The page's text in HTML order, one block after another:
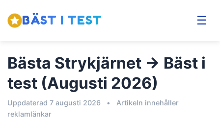
BÄST I TEST ☰
Bästa Strykjärnet → Bäst i
test (Augusti 2026)
Uppdaterad 7 augusti 2026 •
Artikeln innehåller
reklamlänkar